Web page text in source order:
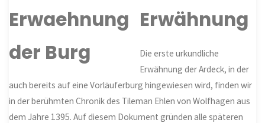
Erwähnung
Die erste urkundliche
Erwähnung der Ardeck, in der
auch bereits auf eine Vorläuferburg hingewiesen wird, finden wir
in der berühmten Chronik des Tileman Ehlen von Wolfhagen aus
dem Jahre 1395. Auf diesem Dokument gründen alle späteren